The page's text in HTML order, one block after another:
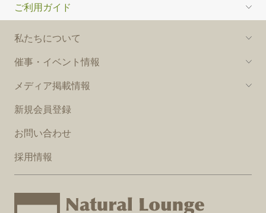
ご利用ガイド
私たちについて
催事・イベント情報
メディア掲載情報
新規会員登録
お問い合わせ
採用情報